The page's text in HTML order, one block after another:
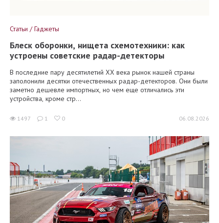
Статьи / Гаджеты
Блеск оборонки, нищета схемотехники: как
устроены советские радар-детекторы
В последние пару десятилетий XX века рынок нашей страны
заполонили десятки отечественных радар-детекторов. Они были
заметно дешевле импортных, но чем еще отличались эти
устройства, кроме стр...
1497 1 0 06.08.2026